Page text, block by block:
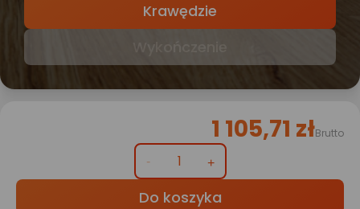
Krawędzie
1 105,71 złBrutto
Do koszyka